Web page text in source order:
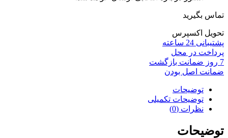
تماس بگیرید
تحویل اکسپرس
پشتیبانی 24 ساعته
پرداخت در محل
7 روز ضمانت بازگشت
ضمانت اصل بودن
توضیحات
توضیحات تکمیلی
نظرات (0)
توضیحات